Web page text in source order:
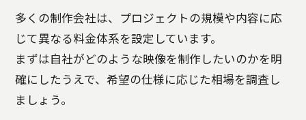
多くの制作会社は、プロジェクトの規模や内容に応
じて異なる料金体系を設定しています。
まずは自社がどのような映像を制作したいのかを明
確にしたうえで、希望の仕様に応じた相場を調査し
ましょう。